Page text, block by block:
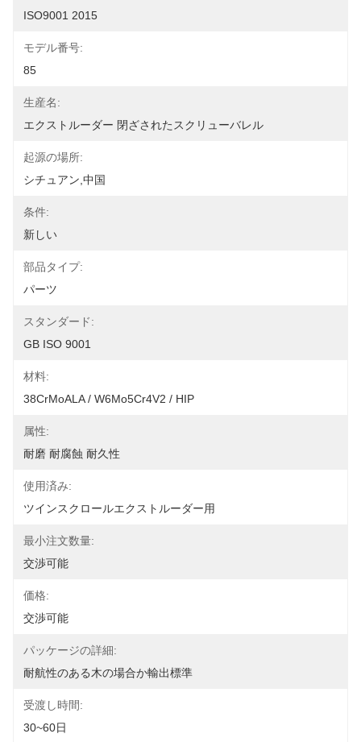
ISO9001 2015
モデル番号:
85
生産名:
エクストルーダー 閉ざされたスクリューバレル
起源の場所:
シチュアン,中国
条件:
新しい
部品タイプ:
パーツ
スタンダード:
GB ISO 9001
材料:
38CrMoALA / W6Mo5Cr4V2 / HIP
属性:
耐磨 耐腐蝕 耐久性
使用済み:
ツインスクロールエクストルーダー用
最小注文数量:
交渉可能
価格:
交渉可能
パッケージの詳細:
耐航性のある木の場合か輸出標準
受渡し時間:
30~60日